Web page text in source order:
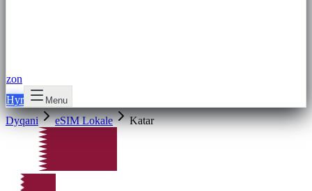
zon
Hyr
Menu
Dyqani eSIM Lokale Katar